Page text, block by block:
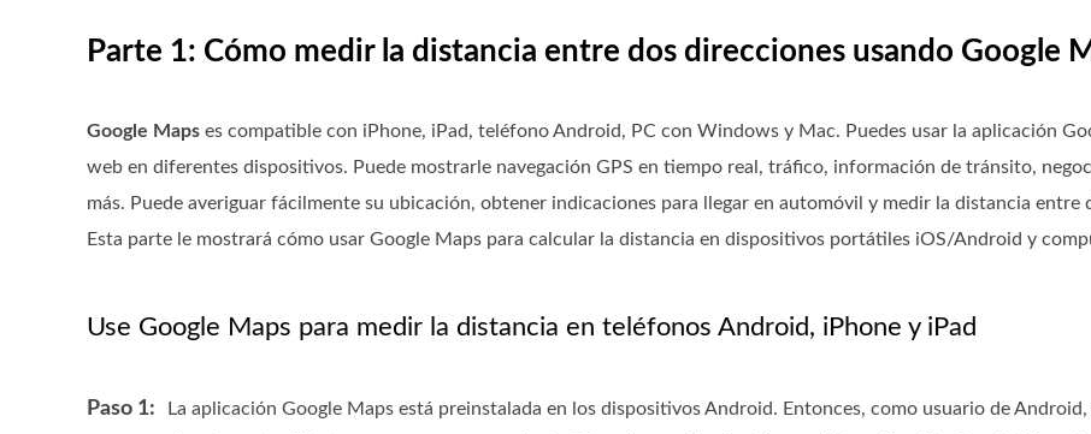
Parte 1: Cómo medir la distancia entre dos direcciones usando Google
Google Maps es compatible con iPhone, iPad, teléfono Android, PC con Windows y Mac. Puedes usar la aplicación
web en diferentes dispositivos. Puede mostrarle navegación GPS en tiempo real, tráfico, información de tránsito,
más. Puede averiguar fácilmente su ubicación, obtener indicaciones para llegar en automóvil y medir la distancia entre
Esta parte le mostrará cómo usar Google Maps para calcular la distancia en dispositivos portátiles iOS/Android y
Use Google Maps para medir la distancia en teléfonos Android, iPhone y iPad
Paso 1:
La aplicación Google Maps está preinstalada en los dispositivos Android. Entonces, como usuario de